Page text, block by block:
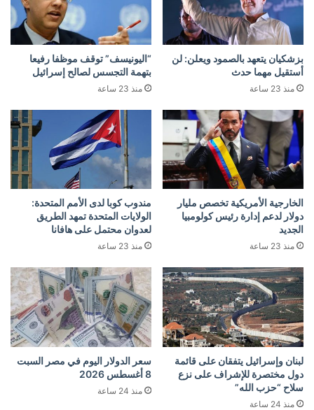
بزشكيان يتعهد بالصمود ويعلن: لن
أستقيل مهما حدث
منذ 23 ساعة
“اليونيسف” توقف موظفا رفيعا
بتهمة التجسس لصالح إسرائيل
منذ 23 ساعة
الخارجية الأمريكية تخصص مليار
دولار لدعم إدارة رئيس كولومبيا
الجديد
منذ 23 ساعة
مندوب كوبا لدى الأمم المتحدة:
الولايات المتحدة تمهد الطريق
لعدوان محتمل على هافانا
منذ 23 ساعة
لبنان وإسرائيل يتفقان على قائمة
دول مختصرة للإشراف على نزع
سلاح “حزب الله”
منذ 24 ساعة
سعر الدولار اليوم في مصر السبت
8 أغسطس 2026
منذ 24 ساعة